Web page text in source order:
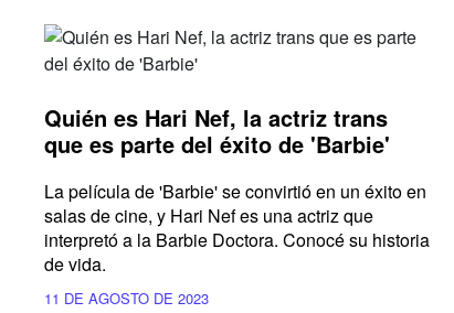
Quién es Hari Nef, la actriz trans
que es parte del éxito de 'Barbie'
La película de 'Barbie' se convirtió en un éxito en
salas de cine, y Hari Nef es una actriz que
interpretó a la Barbie Doctora. Conocé su historia
de vida.
11 DE AGOSTO DE 2023